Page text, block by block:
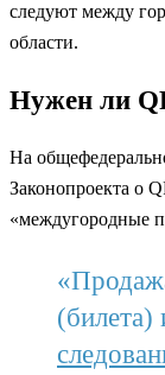
следуют между
области.
Нужен ли
На
Законопроекта о
«междугородные
(билета)